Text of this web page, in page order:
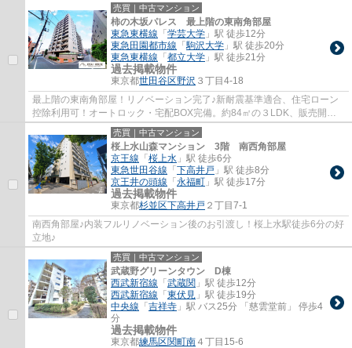
売買｜中古マンション
柿の木坂パレス 最上階の東南角部屋
東急東横線 「 学芸大学 」駅 徒歩12分
東急田園都市線 「駒沢大学 」駅 徒歩20分
東急東横線 「 都立大学 」駅 徒歩21分
過去掲載物件
東京都世田谷区野沢 ３丁目4-18
最上階の東南角部屋！リノベーション完了♪新耐震基準適合、住宅ローン
控除利用可！オートロック・宅配BOX完備。約84㎡の３LDK、販売開始
致しました！
売買｜中古マンション
桜上水山森マンション 3階 南西角部屋
京王線 「 桜上水 」駅 徒歩6分
東急世田谷線 「 下高井戸 」駅 徒歩8分
京王井の頭線 「 永福町 」駅 徒歩17分
過去掲載物件
東京都杉並区下高井戸 ２丁目7-1
南西角部屋♪内装フルリノベーション後のお引渡し！桜上水駅徒歩6分の好
立地♪
売買｜中古マンション
武蔵野グリーンタウン D棟
西武新宿線 「 武蔵関 」駅 徒歩12分
西武新宿線 「 東伏見 」駅 徒歩19分
中央線 「 吉祥寺 」駅 バス25分 「慈雲堂前」 停歩4
分
過去掲載物件
東京都練馬区関町南 ４丁目15-6